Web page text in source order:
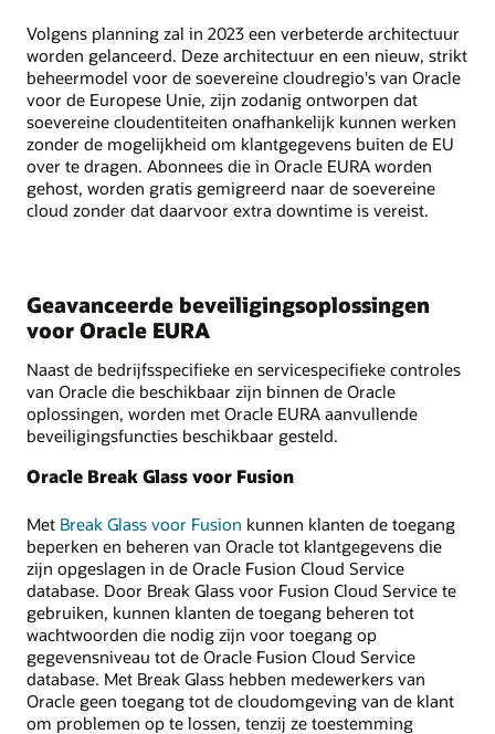
Volgens planning zal in 2023 een verbeterde architectuur
worden gelanceerd. Deze architectuur en een nieuw, strikt
beheermodel voor de soevereine cloudregio's van Oracle
voor de Europese Unie, zijn zodanig ontworpen dat
soevereine cloudentiteiten onafhankelijk kunnen werken
zonder de mogelijkheid om klantgegevens buiten de EU
over te dragen. Abonnees die in Oracle EURA worden
gehost, worden gratis gemigreerd naar de soevereine
cloud zonder dat daarvoor extra downtime is vereist.
Geavanceerde beveiligingsoplossingen
voor Oracle EURA
Naast de bedrijfsspecifieke en servicespecifieke controles
van Oracle die beschikbaar zijn binnen de Oracle
oplossingen, worden met Oracle EURA aanvullende
beveiligingsfuncties beschikbaar gesteld.
Oracle Break Glass voor Fusion
Met Break Glass voor Fusion kunnen klanten de toegang
beperken en beheren van Oracle tot klantgegevens die
zijn opgeslagen in de Oracle Fusion Cloud Service
database. Door Break Glass voor Fusion Cloud Service te
gebruiken, kunnen klanten de toegang beheren tot
wachtwoorden die nodig zijn voor toegang op
gegevensniveau tot de Oracle Fusion Cloud Service
database. Met Break Glass hebben medewerkers van
Oracle geen toegang tot de cloudomgeving van de klant
om problemen op te lossen, tenzij ze toestemming